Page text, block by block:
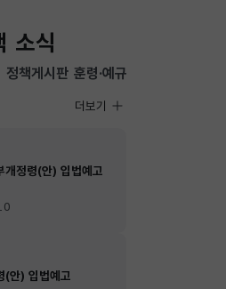
소식
개정령(안) 입법예고
(안) 입법예고
입법·행정예고
더보기
정책게시판 훈령·예규